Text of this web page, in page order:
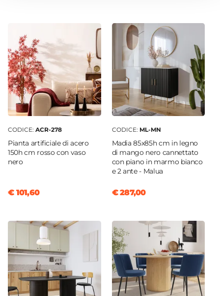
CODICE: ACR-278
Pianta artificiale di acero
150h cm rosso con vaso
nero
€ 101,60
CODICE: ML-MN
Madia 85x85h cm in legno
di mango nero cannettato
con piano in marmo bianco
e 2 ante - Malua
€ 287,00